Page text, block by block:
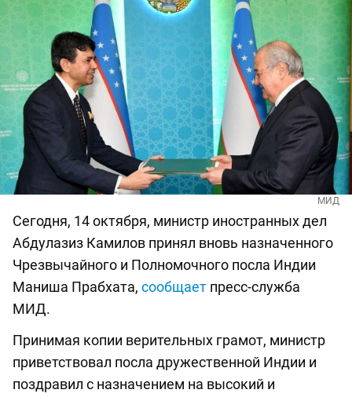
МИД
Сегодня, 14 октября, министр иностранных дел
Абдулазиз Камилов принял вновь назначенного
Чрезвычайного и Полномочного посла Индии
Маниша Прабхата, сообщает пресс-служба
МИД.
Принимая копии верительных грамот, министр
приветствовал посла дружественной Индии и
поздравил с назначением на высокий и